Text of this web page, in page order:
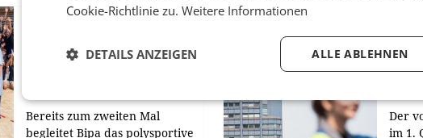
Bipa unterstützt Bewegte
Bereits zum zweiten Mal
begleitet Bipa das polysportive
Der
im 1.
Cookie-Richtlinie zu. Weitere Informationen
ALLE ABLEHNEN
DETAILS ANZEIGEN